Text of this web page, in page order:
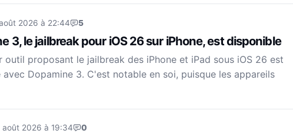
2026 à 22:44 5
3, le jailbreak pour iOS 26 sur iPhone, est disponible
outil proposant le jailbreak des iPhone et iPad sous iOS 26 est
avec Dopamine 3. C'est notable en soi, puisque les appareils
août 2026 à 19:34 0